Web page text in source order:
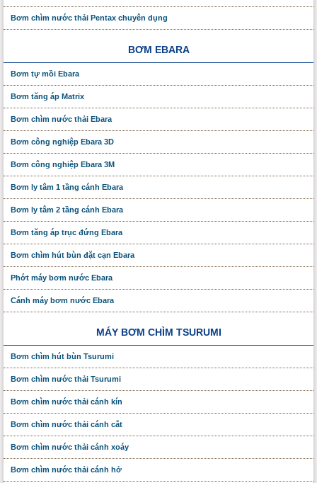
Bơm chìm nước thải Pentax chuyên dụng
BƠM EBARA
Bơm tự mồi Ebara
Bơm tăng áp Matrix
Bơm chìm nước thải Ebara
Bơm công nghiệp Ebara 3D
Bơm công nghiệp Ebara 3M
Bơm ly tâm 1 tầng cánh Ebara
Bơm ly tâm 2 tầng cánh Ebara
Bơm tăng áp trục đứng Ebara
Bơm chìm hút bùn đặt cạn Ebara
Phớt máy bơm nước Ebara
Cánh máy bơm nước Ebara
MÁY BƠM CHÌM TSURUMI
Bơm chìm hút bùn Tsurumi
Bơm chìm nước thải Tsurumi
Bơm chìm nước thải cánh kín
Bơm chìm nước thải cánh cắt
Bơm chìm nước thải cánh xoáy
Bơm chìm nước thải cánh hở